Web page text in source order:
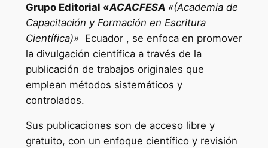
Grupo Editorial «ACACFESA «(Academia de
Capacitación y Formación en Escritura
Científica)» Ecuador , se enfoca en promover
la divulgación científica a través de la
publicación de trabajos originales que
emplean métodos sistemáticos y
controlados.
Sus publicaciones son de acceso libre y
gratuito, con un enfoque científico y revisión